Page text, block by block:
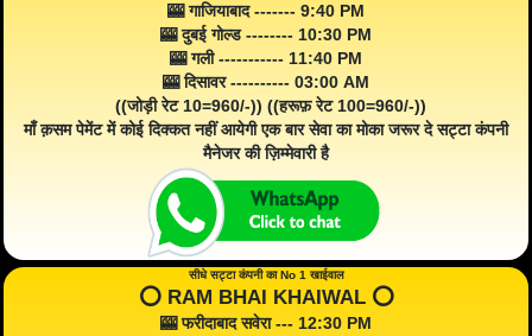
🎰 गाजियाबाद ------- 9:40 PM
🎰 दुबई गोल्ड -------- 10:30 PM
🎰 गली ----------- 11:40 PM
🎰 दिसावर ---------- 03:00 AM
((जोड़ी रेट 10=960/-)) ((हरूफ़ रेट 100=960/-))
माँ क़सम पेमेंट में कोई दिक्कत नहीं आयेगी एक बार सेवा का मोका जरूर दे सट्टा कंपनी
मैनेजर की ज़िम्मेवारी है
सीधे सट्टा कंपनी का No 1 खाईवाल
⭕️ RAM BHAI KHAIWAL ⭕️
🎰 फरीदाबाद सवेरा --- 12:30 PM